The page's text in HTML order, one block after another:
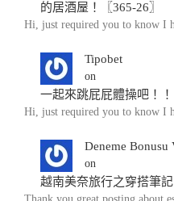
的居酒屋！〖365-26〗
Hi, just required you to know I
Tipobet
on
一起來跳屁屁體操吧！！
Hi, just required you to know I
Deneme Bonusu
on
越南美奈旅行之穿搭筆記